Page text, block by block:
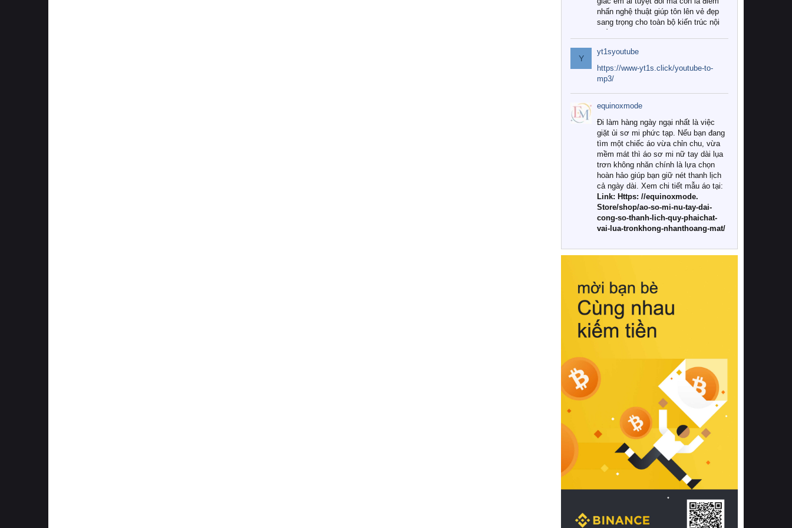
nhấn nghệ thuật giúp tôn lên vẻ đẹp
sang trọng cho toàn bộ kiến trúc nội
Tuy nhiên, giữa thị trường đa dạng
với vô vàn thương hiệu và mẫu mã
như hiện nay, làm thế nào để chọn
được những bộ chăn ga gối đệm cao
cấp thực sự chất lượng, phù hợp với
khí hậu và nhu cầu sử dụng của gia
đình? Hãy cùng chúng tôi đi tìm lời
giải đáp chi tiết qua bài viết dưới đây.
1. Tại sao các gia đình hiện đại lại ưa
chuộng chăn ga gối đệm cao cấp?
Khác với các dòng sản phẩm thông
thường, những bộ chăn ga gối đệm
cao cấp trải qua quy trình sản xuất
nghiêm ngặt từ khâu chọn lọc nguyên
liệu tự nhiên đến công nghệ dệt
nhuộm hiện đại không chứa hóa chất
này, bạn sẽ cảm nhận rõ rệt sự khác
hồi chuẩn xác của phần đệm nâng đỡ
cột sống.
Bên cạnh đó, việc lựa chọn các dòng
sản phẩm đạt chuẩn chất lượng quốc
tế còn giúp ngăn ngừa tình trạng kích
khuẩn và nấm mốc trong điều kiện
thời tiết nóng ẩm. Bạn có thể tìm hiểu
thêm các nghiên cứu khoa học về tác
động của giấc ngủ và môi trường
phòng ngủ đối với sức khỏe con
người tại Sleep Foundation (External
Link) để có cái nhìn toàn diện hơn.
2. Các tiêu chí vàng khi lựa chọn
chăn ga gối đệm cao cấp cho phòng
ngủ
Để sở hữu một bộ chăn ga gối đệm
cao cấp hoàn hảo cả về thẩm mỹ lẫn
công năng, người tiêu dùng cần cân
nhắc kỹ lưỡng các tiêu chí quan trọng
Y
yt1syoutube
https://www-yt1s.click/youtube-to-
mp3/
equinoxmode
Đi làm hàng ngày ngại nhất là việc
giặt ủi sơ mi phức tạp. Nếu bạn đang
tìm một chiếc áo vừa chỉn chu, vừa
mềm mát thì áo sơ mi nữ tay dài lụa
trơn không nhăn chính là lựa chọn
hoàn hảo giúp bạn giữ nét thanh lịch
cả ngày dài. Xem chi tiết mẫu áo tại:
Link: Https: //equinoxmode.
Store/shop/ao-so-mi-nu-tay-dai-
cong-so-thanh-lich-quy-phaichat-
vai-lua-tronkhong-nhanthoang-mat/